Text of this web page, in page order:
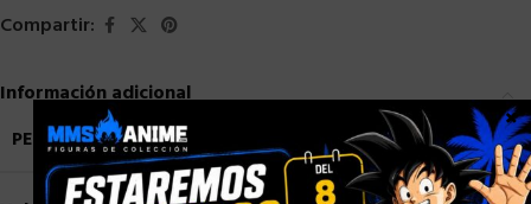
Compartir:
Información adicional
PESO
2,5 kg
×